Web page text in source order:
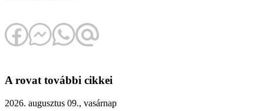
A rovat további cikkei
2026. augusztus 09., vasárnap